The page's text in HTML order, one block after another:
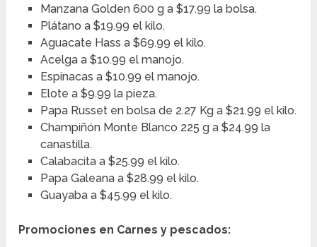
Manzana Golden 600 g a $17.99 la bolsa.
Plátano a $19.99 el kilo.
Aguacate Hass a $69.99 el kilo.
Acelga a $10.99 el manojo.
Espinacas a $10.99 el manojo.
Elote a $9.99 la pieza.
Papa Russet en bolsa de 2.27 Kg a $21.99 el kilo.
Champiñón Monte Blanco 225 g a $24.99 la
canastilla.
Calabacita a $25.99 el kilo.
Papa Galeana a $28.99 el kilo.
Guayaba a $45.99 el kilo.
Promociones en Carnes y pescados: